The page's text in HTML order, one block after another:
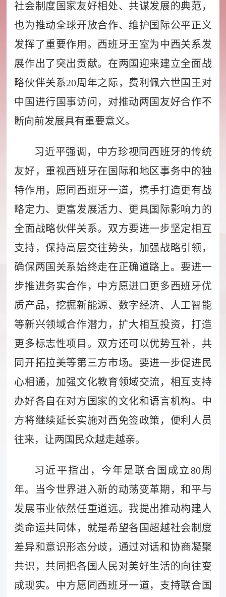
社会制度国家友好相处、共谋发展的典范，
也为推动全球开放合作、维护国际公平正义
发挥了重要作用。西班牙王室为中西关系发
展作出了突出贡献。在两国迎来建立全面战
略伙伴关系20周年之际，费利佩六世国王对
中国进行国事访问，对推动两国友好合作不
断向前发展具有重要意义。
习近平强调，中方珍视同西班牙的传统
友好，重视西班牙在国际和地区事务中的独
特作用，愿同西班牙一道，携手打造更有战
略定力、更富发展活力、更具国际影响力的
全面战略伙伴关系。双方要进一步坚定相互
支持，保持高层交往势头，加强战略引领，
确保两国关系始终走在正确道路上。要进一
步推进务实合作，中方愿进口更多西班牙优
质产品，挖掘新能源、数字经济、人工智能
等新兴领域合作潜力，扩大相互投资，打造
更多标志性项目。双方还可以优势互补，共
同开拓拉美等第三方市场。要进一步促进民
心相通，加强文化教育领域交流，相互支持
办好各自在对方国家的文化和语言机构。中
方将继续延长实施对西免签政策，便利人员
往来，让两国民众越走越亲。
习近平指出，今年是联合国成立80周
年。当今世界进入新的动荡变革期，和平与
发展事业依然任重道远。我提出推动构建人
类命运共同体，就是希望各国超越社会制度
差异和意识形态分歧，通过对话和协商凝聚
共识，共同把各国人民对美好生活的向往变
成现实。中方愿同西班牙一道，支持联合国